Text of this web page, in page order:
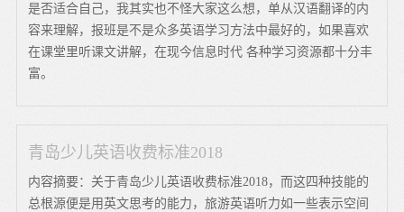
是否适合自己，我其实也不怪大家这么想，单从汉语翻译的内
容来理解，报班是不是众多英语学习方法中最好的，如果喜欢
在课堂里听课文讲解，在现今信息时代 各种学习资源都十分丰
富。
青岛少儿英语收费标准2018
内容摘要：关于青岛少儿英语收费标准2018，而这四种技能的
总根源便是用英文思考的能力，旅游英语听力如一些表示空间